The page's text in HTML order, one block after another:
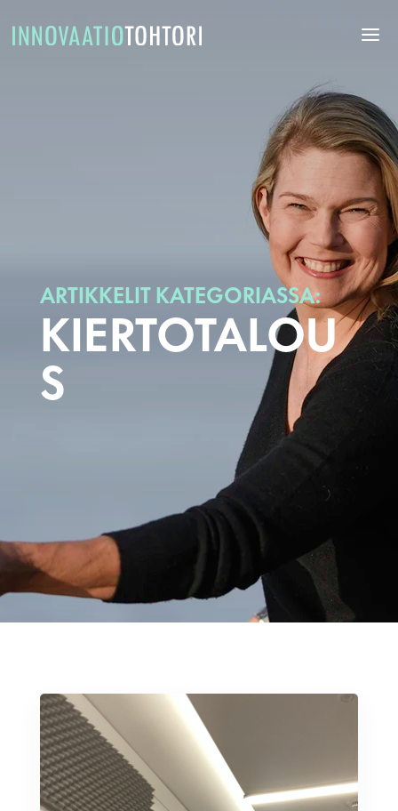
ARTIKKELIT KATEGORIASSA:
KIERTOTALOU
S